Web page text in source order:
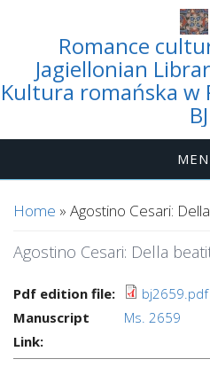
Romance
Jagiellonian
Kultura romańska w
BJ
You are here
Home » Agostino Cesari:
Agostino Cesari: Della
Pdf edition file:
bj2659.pdf
Manuscript
Link:
Ms. 2659